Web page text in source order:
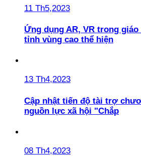
11 Th5,2023
Ứng dụng AR, VR trong
tỉnh vùng cao thể hiện
13 Th4,2023
Cập nhật tiến độ tài trợ
nguồn lực xã hội "Chắp
08 Th4,2023